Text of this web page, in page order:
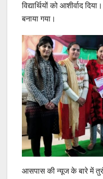
विद्यार्थियों को आशीर्वाद
बनाया गया।
आसपास की न्यूज के बारे में